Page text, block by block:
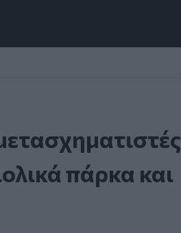
πάρκα και